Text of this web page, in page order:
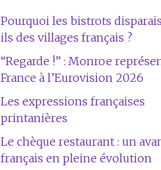
Pourquoi les bistrots
ils des villages français ?
“Regarde !” : Monroe
France à l’Eurovision 2026
Les expressions françaises
printanières
Le chèque restaurant : un
français en pleine évolution